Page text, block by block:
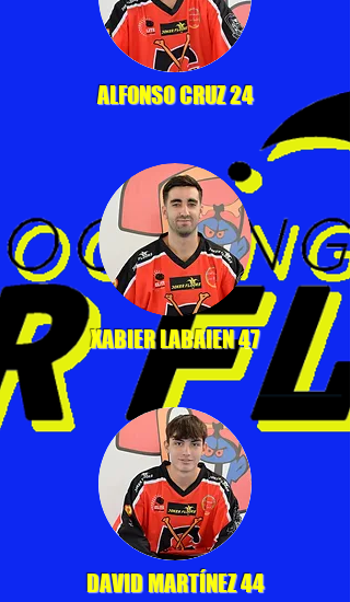
ALFONSO CRUZ 24
XABIER LABAIEN 47
DAVID MARTÍNEZ 44